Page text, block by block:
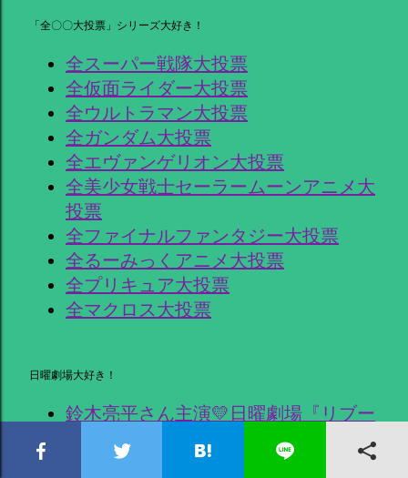
「全〇〇大投票」シリーズ大好き！
全スーパー戦隊大投票
全仮面ライダー大投票
全ウルトラマン大投票
全ガンダム大投票
全エヴァンゲリオン大投票
全美少女戦士セーラームーンアニメ大
投票
全ファイナルファンタジー大投票
全るーみっくアニメ大投票
全プリキュア大投票
全マクロス大投票
日曜劇場大好き！
鈴木亮平さん主演💛日曜劇場『リブー
妻夫木聡さん主演🐎日曜劇場「ザ・ロ